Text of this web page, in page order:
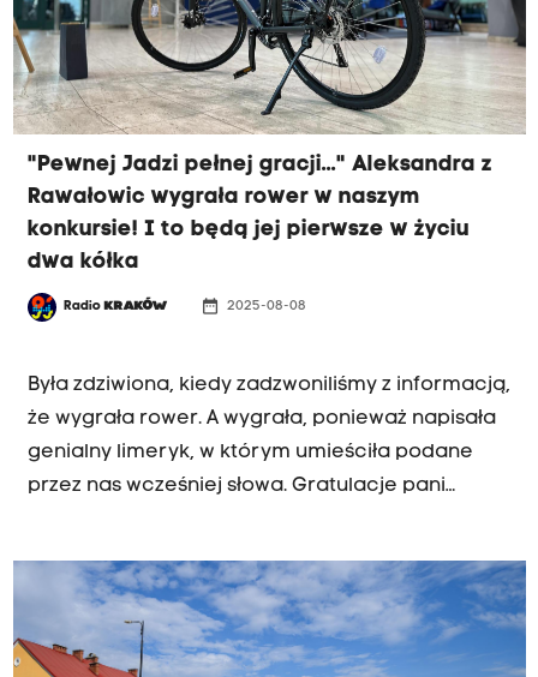
"Pewnej Jadzi pełnej gracji..." Aleksandra z
Rawałowic wygrała rower w naszym
konkursie! I to będą jej pierwsze w życiu
dwa kółka
Radio KRAKÓW date_range 2025-08-08
Była zdziwiona, kiedy zadzwoniliśmy z informacją,
że wygrała rower. A wygrała, ponieważ napisała
genialny limeryk, w którym umieściła podane
przez nas wcześniej słowa. Gratulacje pani
słuchaczom przypominamy, że w naszym
konkursie wciąż można zdobyć rower, bo
"Małopolska na dwóch kółkach" jedzie przecież